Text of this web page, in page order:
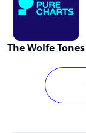
The Wolfe Tones